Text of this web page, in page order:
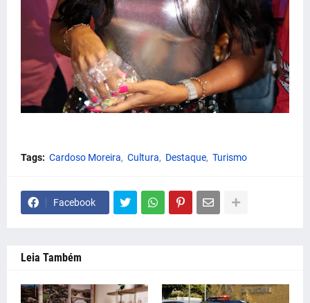
Tags: Cardoso Moreira Cultura Destaque Turismo
Facebook
Leia Também